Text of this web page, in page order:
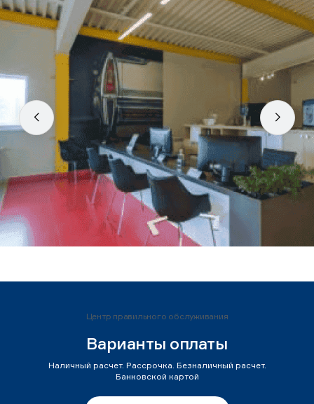
Центр правильного обслуживания
Варианты оплаты
Наличный расчет. Рассрочка. Безналичный расчет.
Банковской картой